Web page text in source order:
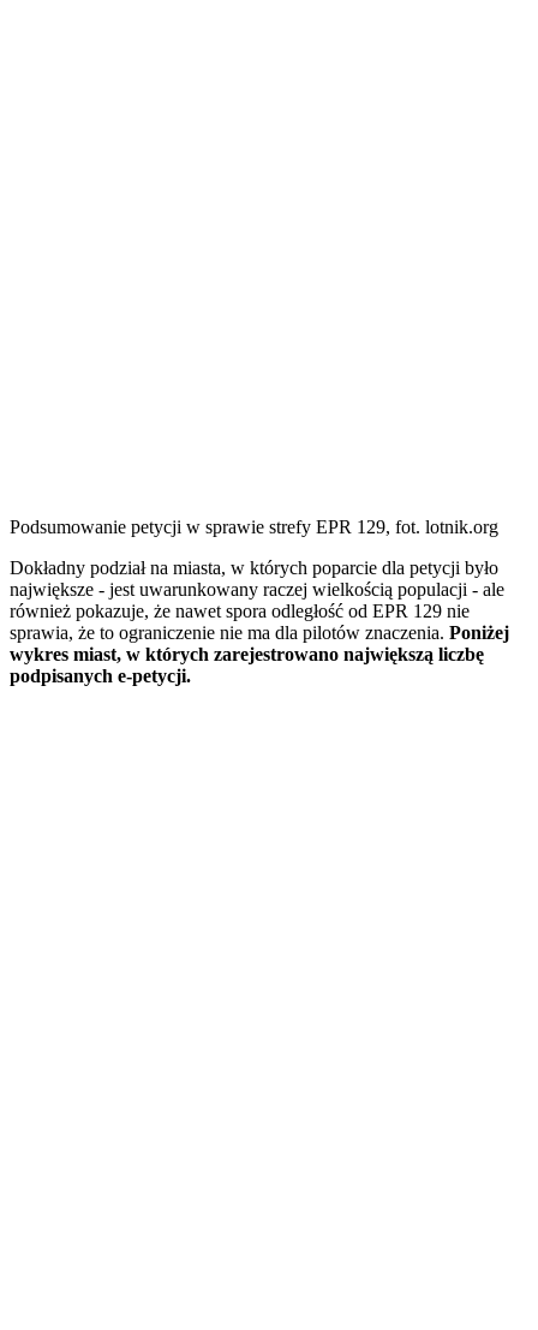
Podsumowanie petycji w sprawie strefy EPR 129, fot. lotnik.org
Dokładny podział na miasta, w których poparcie dla petycji było
największe - jest uwarunkowany raczej wielkością populacji - ale
również pokazuje, że nawet spora odległość od EPR 129 nie
sprawia, że to ograniczenie nie ma dla pilotów znaczenia. Poniżej
wykres miast, w których zarejestrowano największą liczbę
podpisanych e-petycji.